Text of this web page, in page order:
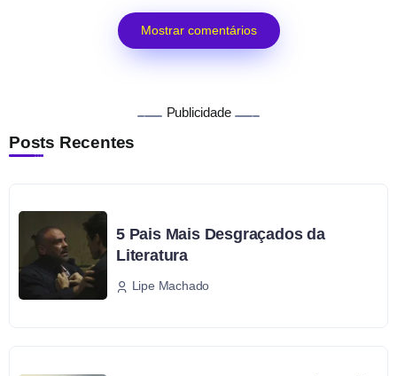
Mostrar comentários
Publicidade
Posts Recentes
5 Pais Mais Desgraçados da
Literatura
Lipe Machado